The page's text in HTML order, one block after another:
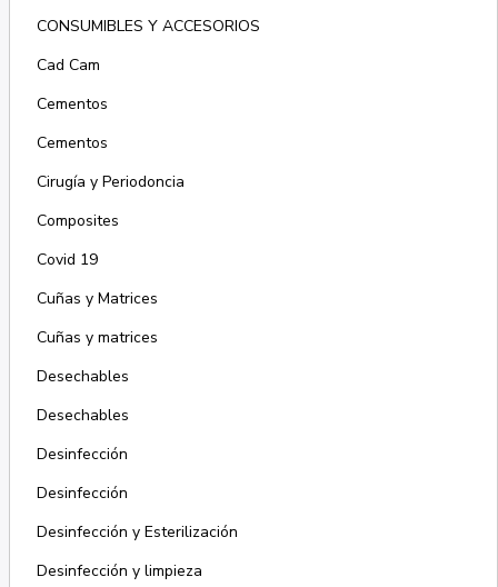
CONSUMIBLES Y ACCESORIOS
Cad Cam
Cementos
Cementos
Cirugía y Periodoncia
Composites
Covid 19
Cuñas y Matrices
Cuñas y matrices
Desechables
Desechables
Desinfección
Desinfección
Desinfección y Esterilización
Desinfección y limpieza